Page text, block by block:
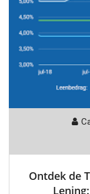
Ontdek de